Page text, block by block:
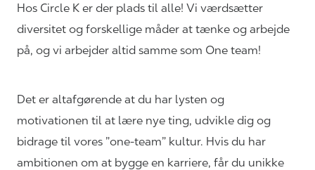
Hos Circle K er der plads til alle! Vi værdsætter
diversitet og forskellige måder at tænke og arbejde
på, og vi arbejder altid samme som One team!
Det er altafgørende at du har lysten og
motivationen til at lære nye ting, udvikle dig og
bidrage til vores ”one-team” kultur. Hvis du har
ambitionen om at bygge en karriere, får du unikke